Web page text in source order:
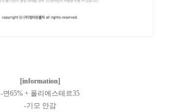
[information]
-면65% + 폴리에스테르35
-기모 안감